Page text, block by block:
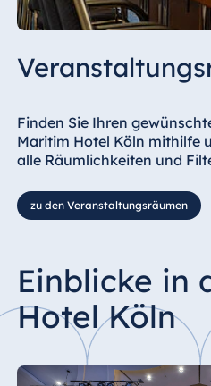
Finden Sie Ihren
Maritim Hotel Köln mithilfe
alle Räumlichkeiten und
zu den Veranstaltungsräumen
Einblicke in
Hotel Köln